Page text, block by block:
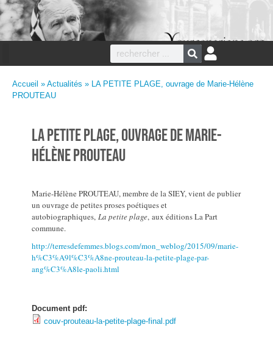
Accueil » Actualités » LA PETITE PLAGE, ouvrage de Marie-Hélène
PROUTEAU
LA PETITE PLAGE, ouvrage de Marie-
Hélène PROUTEAU
Marie-Hélène PROUTEAU, membre de la SIEY, vient de publier
un ouvrage de petites proses poétiques et
autobiographiques,La petite plage, aux éditions La Part
commune.
http://terresdefemmes.blogs.com/mon_weblog/2015/09/marie-
h%C3%A9l%C3%A8ne-prouteau-la-petite-plage-par-
ang%C3%A8le-paoli.html
Document pdf:
couv-prouteau-la-petite-plage-final.pdf